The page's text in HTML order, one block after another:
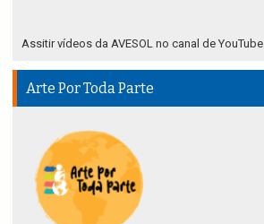
Assitir vídeos da AVESOL no canal de YouTube
Arte Por Toda Parte